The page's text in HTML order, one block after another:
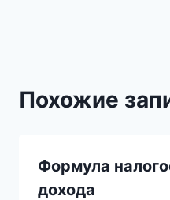
Похожие
Формула
дохода